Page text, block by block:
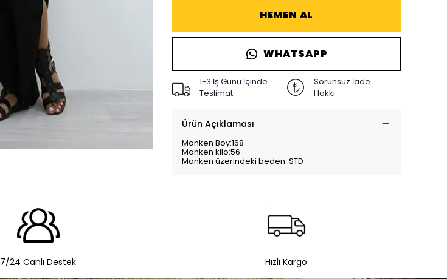
HEMEN AL
WHATSAPP
1-3 İş Günü İçinde
Teslimat
Sorunsuz İade
Hakkı
Ürün Açıklaması
Manken Boy:168
Manken kilo:56
Manken üzerindeki beden :STD
7/24 Canlı Destek Hızlı Kargo